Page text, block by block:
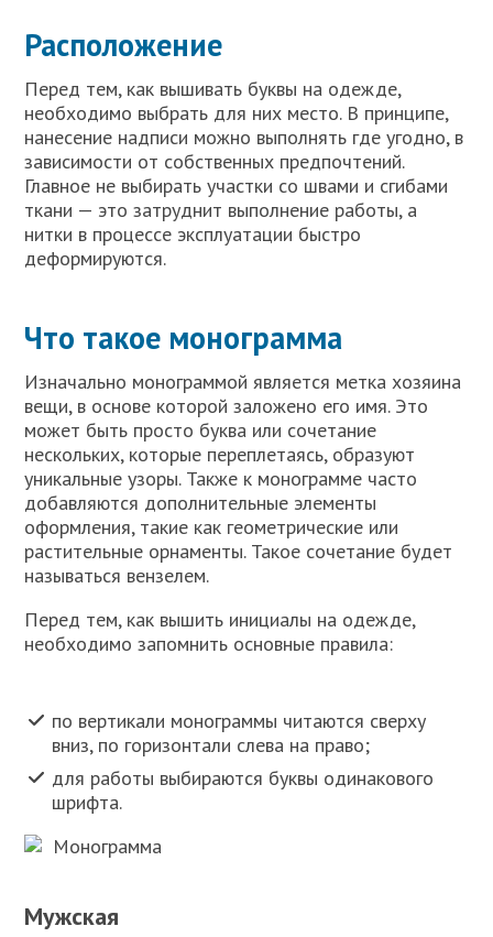
Расположение
Перед тем, как вышивать буквы на одежде,
необходимо выбрать для них место. В принципе,
нанесение надписи можно выполнять где угодно, в
зависимости от собственных предпочтений.
Главное не выбирать участки со швами и сгибами
ткани — это затруднит выполнение работы, а
нитки в процессе эксплуатации быстро
деформируются.
Что такое монограмма
Изначально монограммой является метка хозяина
вещи, в основе которой заложено его имя. Это
может быть просто буква или сочетание
нескольких, которые переплетаясь, образуют
уникальные узоры. Также к монограмме часто
добавляются дополнительные элементы
оформления, такие как геометрические или
растительные орнаменты. Такое сочетание будет
называться вензелем.
Перед тем, как вышить инициалы на одежде,
необходимо запомнить основные правила:
по вертикали монограммы читаются сверху
вниз, по горизонтали слева на право;
для работы выбираются буквы одинакового
шрифта.
Монограмма
Мужская